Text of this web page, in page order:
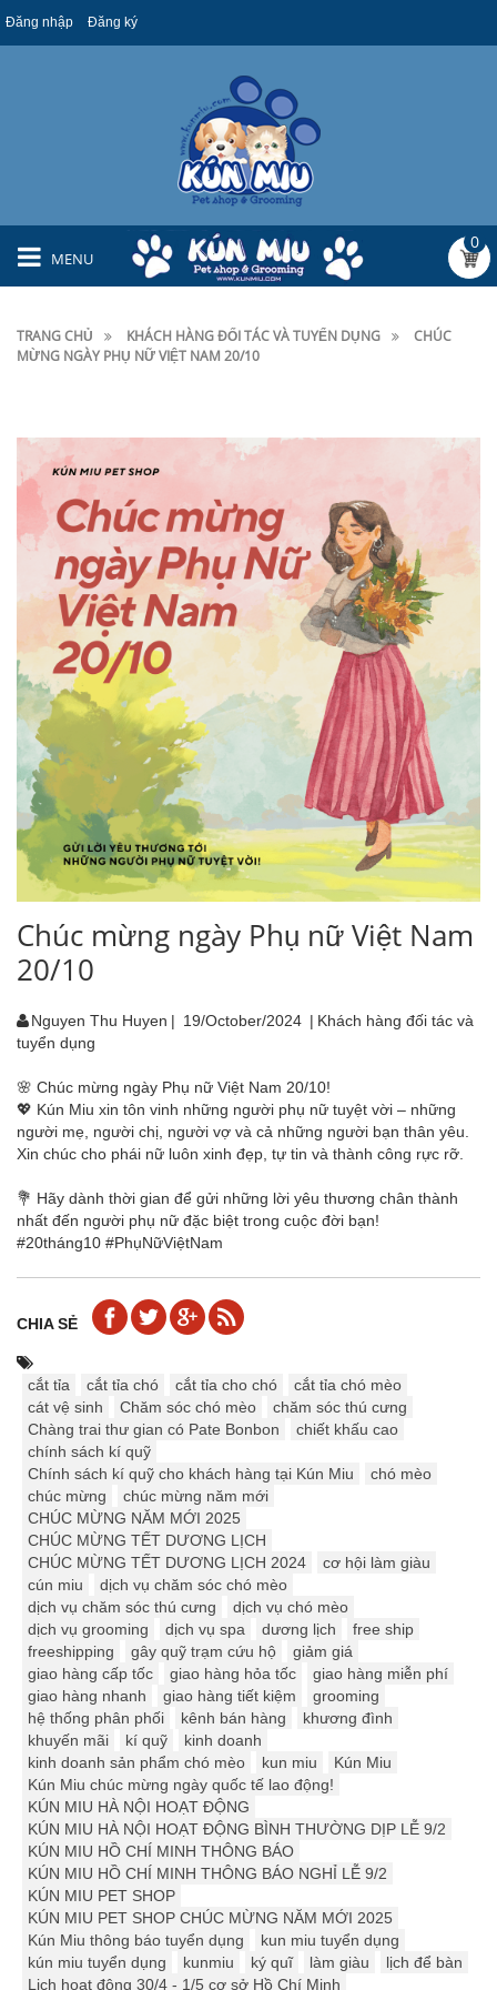
Đăng nhập Đăng ký
MENU
0
TRANG CHỦ KHÁCH HÀNG ĐỐI TÁC VÀ TUYỂN DỤNG
CHÚC
MỪNG NGÀY PHỤ NỮ VIỆT NAM 20/10
Chúc mừng ngày Phụ nữ Việt Nam
20/10
Nguyen Thu Huyen | 19/October/2024 | Khách hàng đối tác và
tuyển dụng
🌸 Chúc mừng ngày Phụ nữ Việt Nam 20/10!
💖 Kún Miu xin tôn vinh những người phụ nữ tuyệt vời – những
người mẹ, người chị, người vợ và cả những người bạn thân yêu.
Xin chúc cho phái nữ luôn xinh đẹp, tự tin và thành công rực rỡ.
💐 Hãy dành thời gian để gửi những lời yêu thương chân thành
nhất đến người phụ nữ đặc biệt trong cuộc đời bạn!
#20tháng10 #PhụNữViệtNam
CHIA SẺ
cắt tỉa cắt tỉa chó cắt tỉa cho chó
cắt tỉa chó mèo
cát vệ sinh
Chăm sóc chó mèo
chăm sóc thú cưng
Chàng trai thư gian có Pate Bonbon
chiết khấu cao
chính sách kí quỹ
Chính sách kí quỹ cho khách hàng tại Kún Miu
chó mèo
chúc mừng
chúc mừng năm mới
CHÚC MỪNG NĂM MỚI 2025
CHÚC MỪNG TẾT DƯƠNG LỊCH
CHÚC MỪNG TẾT DƯƠNG LỊCH 2024
cơ hội làm giàu
cún miu
dịch vụ chăm sóc chó mèo
dịch vụ chăm sóc thú cưng
dịch vụ chó mèo
dịch vụ grooming
dịch vụ spa dương lịch
free ship
freeshipping
gây quỹ trạm cứu hộ
giảm giá
giao hàng cấp tốc
giao hàng hỏa tốc
giao hàng miễn phí
giao hàng nhanh
giao hàng tiết kiệm
grooming
hệ thống phân phối
kênh bán hàng
khương đình
khuyến mãi
kí quỹ
kinh doanh
kinh doanh sản phẩm chó mèo
kun miu
Kún Miu
Kún Miu chúc mừng ngày quốc tế lao động!
KÚN MIU HÀ NỘI HOẠT ĐỘNG
KÚN MIU HÀ NỘI HOẠT ĐỘNG BÌNH THƯỜNG DỊP LỄ 9/2
KÚN MIU HỒ CHÍ MINH THÔNG BÁO
KÚN MIU HỒ CHÍ MINH THÔNG BÁO NGHỈ LỄ 9/2
KÚN MIU PET SHOP
KÚN MIU PET SHOP CHÚC MỪNG NĂM MỚI 2025
Kún Miu thông báo tuyển dụng
kun miu tuyển dụng
kún miu tuyển dụng
kunmiu ký quĩ làm giàu
lịch để bàn
Lịch hoạt động 30/4 - 1/5 cơ sở Hồ Chí Minh